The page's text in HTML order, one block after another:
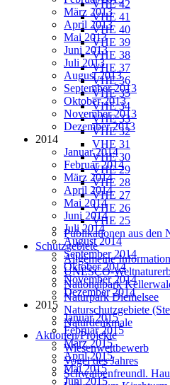
VHE 42
VHE 41
VHE 40
VHE 39
VHE 38
VHE 37
VHE 36
VHE 35
VHE 34
VHE 33
VHE 32
VHE 31
VHE 30
VHE 29
VHE 28
VHE 27
VHE 26
VHE 25
Publikationen aus den
Schutzgebiete
Allgemeine
UNESCO-
Nationalpark
Naturpark Diemelsee
Naturschutzgebiete
Naturdenkmale
Aktionen/Projekte
Wiesenwettbewerb
Vogel des Jahres
Schwalbenfreundl.
März 2013
April 2013
Mai 2013
Juni 2013
Juli 2013
August 2013
September 2013
Oktober 2013
November 2013
Dezember 2013
2014
Januar 2014
Februar 2014
März 2014
April 2014
Mai 2014
Juni 2014
Juli 2014
August 2014
September 2014
Oktober 2014
November 2014
Dezember 2014
2015
Januar 2015
Februar 2015
März 2015
April 2015
Mai 2015
Juni 2015